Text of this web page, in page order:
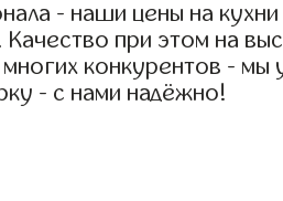
- наши цены на
при этом на
многих конкурентов -
- с нами надёжно!